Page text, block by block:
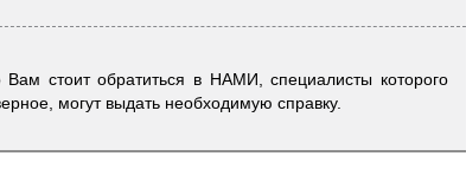
стоит обратиться в НАМИ, специалисты которого
могут выдать необходимую справку.